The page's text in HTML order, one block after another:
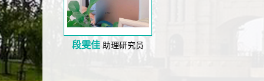
段雯佳 助理研究员